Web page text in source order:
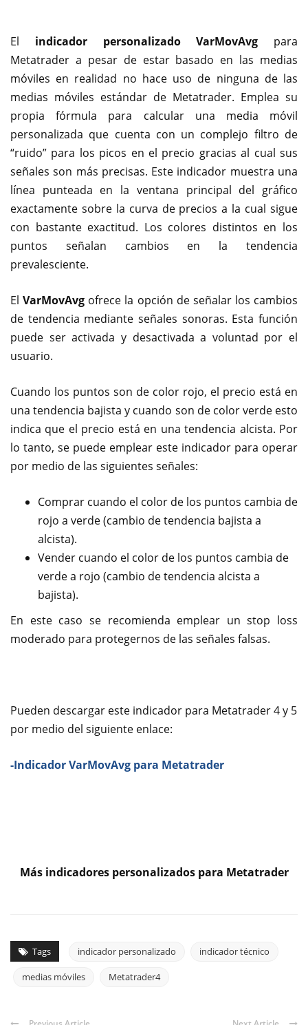
El indicador personalizado VarMovAvg para
Metatrader a pesar de estar basado en las medias
móviles en realidad no hace uso de ninguna de las
medias móviles estándar de Metatrader. Emplea su
propia fórmula para calcular una media móvil
personalizada que cuenta con un complejo filtro de
“ruido” para los picos en el precio gracias al cual sus
señales son más precisas. Este indicador muestra una
línea punteada en la ventana principal del gráfico
exactamente sobre la curva de precios a la cual sigue
con bastante exactitud. Los colores distintos en los
puntos señalan cambios en la tendencia
prevalesciente.
ElVarMovAvg ofrece la opción de señalar los cambios
de tendencia mediante señales sonoras. Esta función
puede ser activada y desactivada a voluntad por el
usuario.
Cuando los puntos son de color rojo, el precio está en
una tendencia bajista y cuando son de color verde esto
indica que el precio está en una tendencia alcista. Por
lo tanto, se puede emplear este indicador para operar
por medio de las siguientes señales:
Comprar cuando el color de los puntos cambia de
rojo a verde (cambio de tendencia bajista a
alcista).
Vender cuando el color de los puntos cambia de
verde a rojo (cambio de tendencia alcista a
bajista).
En este caso se recomienda emplear un stop loss
moderado para protegernos de las señales falsas.
Pueden descargar este indicador para Metatrader 4 y 5
por medio del siguiente enlace:
-Indicador VarMovAvg para Metatrader
Más indicadores personalizados para Metatrader
Tags indicador personalizado indicador técnico
medias móviles Metatrader4